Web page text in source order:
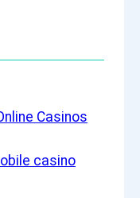
Casinos
casino